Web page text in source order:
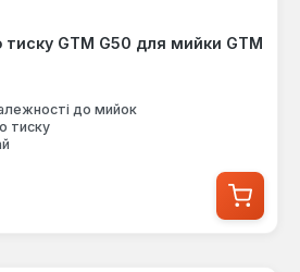
тиску GTM G50 для мийки GTM
до мийок
тиску